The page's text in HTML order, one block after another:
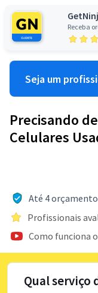
Receba
Seja um
Precisando
Celulares
Até 4
Profissionais
Como funciona
Qual serviço